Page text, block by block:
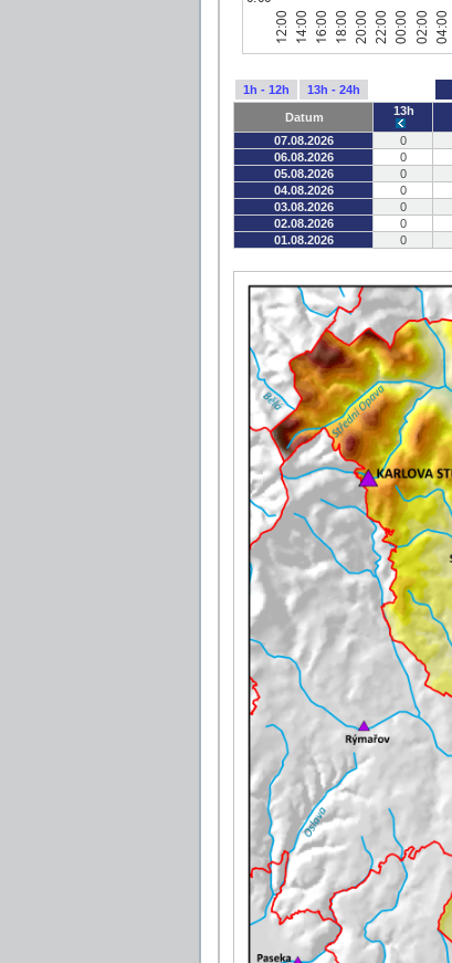
1h - 12h 13h - 24h
Datum 13h
07.08.2026
0
06.08.2026
0
05.08.2026
0
04.08.2026
0
03.08.2026
0
02.08.2026
0
01.08.2026
0